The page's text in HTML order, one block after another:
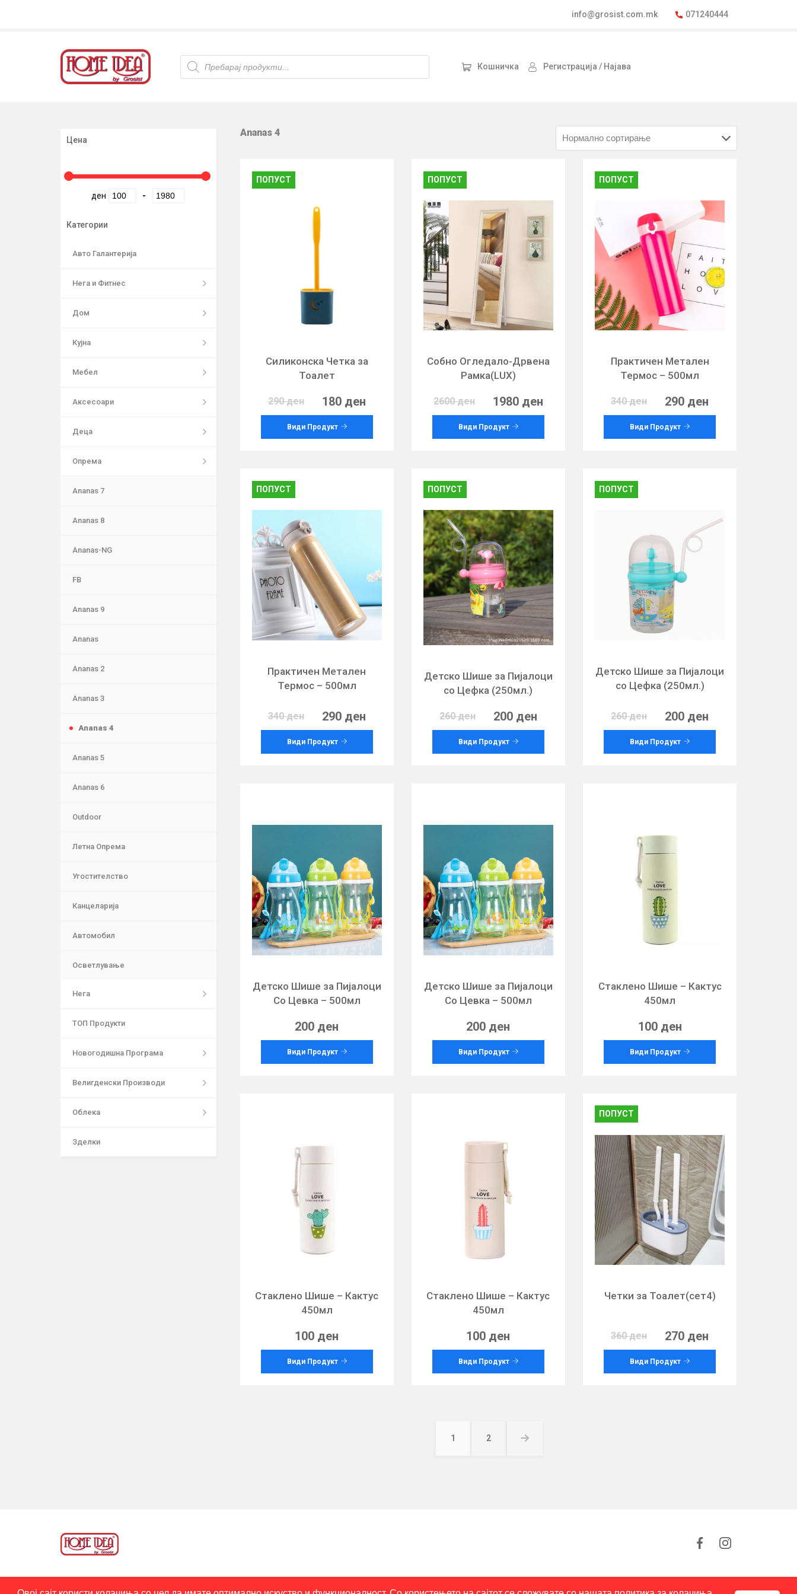
info@grosist.com.mk 071240444
Products
search
Кошничка Регистрација / Најава
Цена
ден -
Категории
Авто Галантерија
Нега и Фитнес
Дом
Кујна
Мебел
Аксесоари
Деца
Опрема
Ananas 7
Ananas 8
Ananas-NG
FB
Ananas 9
Ananas
Ananas 2
Ananas 3
Ananas 4
Ananas 5
Ananas 6
Outdoor
Летна Опрема
Угостителство
Канцеларија
Автомобил
Осветлување
Нега
ТОП Продукти
Новогодишна Програма
Велигденски Производи
Облека
Зделки
Ananas 4
ПОПУСТ
Силиконска Четка за
Тоалет
290 ден 180 ден
Види Продукт
ПОПУСТ
Собно Огледало-Дрвена
Рамка(LUX)
2600 ден 1980 ден
Види Продукт
ПОПУСТ
Практичен Метален
Термос – 500мл
340 ден 290 ден
Види Продукт
ПОПУСТ
Практичен Метален
Термос – 500мл
340 ден 290 ден
Види Продукт
ПОПУСТ
Детско Шише за Пијалоци
со Цефка (250мл.)
260 ден 200 ден
Види Продукт
ПОПУСТ
Детско Шише за Пијалоци
со Цефка (250мл.)
260 ден 200 ден
Види Продукт
Детско Шише за Пијалоци
Со Цевка – 500мл
200 ден
Види Продукт
Детско Шише за Пијалоци
Со Цевка – 500мл
200 ден
Види Продукт
Стаклено Шише – Кактус
450мл
100 ден
Види Продукт
Стаклено Шише – Кактус
450мл
100 ден
Види Продукт
Стаклено Шише – Кактус
450мл
100 ден
Види Продукт
ПОПУСТ
Четки за Тоалет(сет4)
360 ден 270 ден
Види Продукт
pagination
1
2